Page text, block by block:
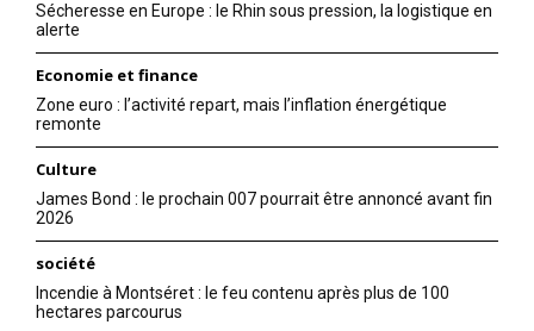
Sécheresse en Europe : le Rhin sous pression, la logistique en
alerte
Economie et finance
Zone euro : l’activité repart, mais l’inflation énergétique
remonte
Culture
James Bond : le prochain 007 pourrait être annoncé avant fin
2026
société
Incendie à Montséret : le feu contenu après plus de 100
hectares parcourus